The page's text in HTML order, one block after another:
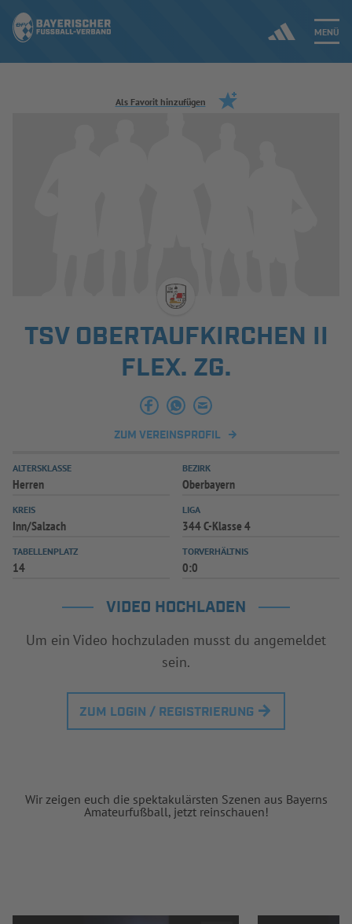
MENÜ
Jetzt einloggen
INFOTHEK SPIELPLUS
Als Favorit hinzufügen
TSV OBERTAUFKIRCHEN II
FLEX. ZG.
ZUM VEREINSPROFIL
ALTERSKLASSE
Herren
BEZIRK
Oberbayern
KREIS
Inn/Salzach
LIGA
344 C-Klasse 4
TABELLENPLATZ
14
TORVERHÄLTNIS
0:0
VIDEO HOCHLADEN
Um ein Video hochzuladen musst du angemeldet
sein.
ZUM LOGIN / REGISTRIERUNG
Wir zeigen euch die spektakulärsten Szenen aus Bayerns
Amateurfußball, jetzt reinschauen!